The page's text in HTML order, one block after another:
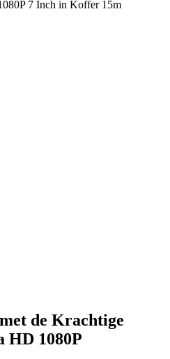
7 Inch in Koffer 15m
de Krachtige
HD 1080P